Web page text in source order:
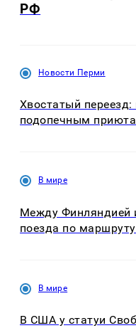
РФ
Новости Перми
Хвостатый
подопечным
В мире
Между Финляндией
поезда по
В мире
В США у статуи